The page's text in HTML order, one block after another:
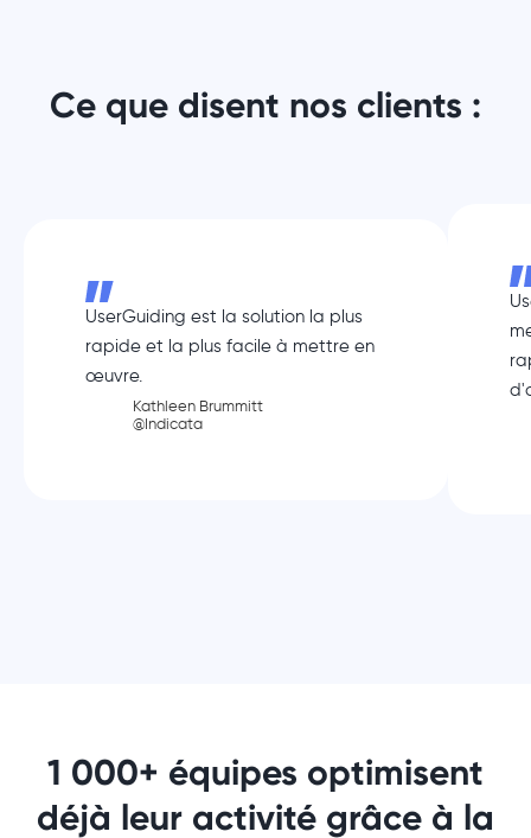
Ce que disent nos clients :
UserGuiding est la solution la plus
rapide et la plus facile à mettre en
œuvre.
Kathleen Brummitt
@Indicata
1 000+ équipes optimisent
déjà leur activité grâce à la